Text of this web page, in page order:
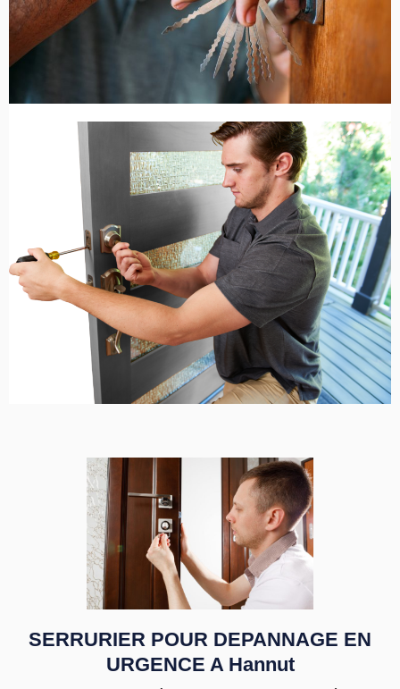
SERRURIER POUR DEPANNAGE EN
URGENCE A Hannut